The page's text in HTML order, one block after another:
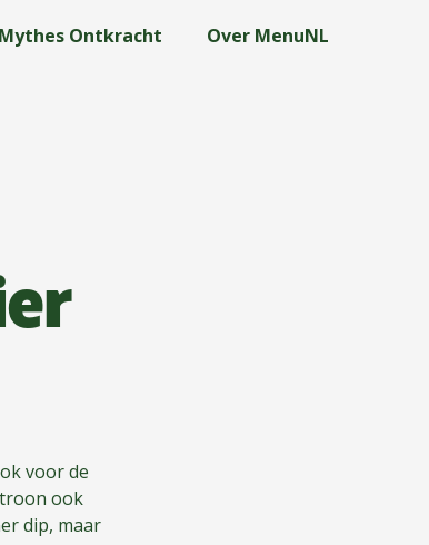
Mythes Ontkracht Over MenuNL
voor de
ook
dip, maar